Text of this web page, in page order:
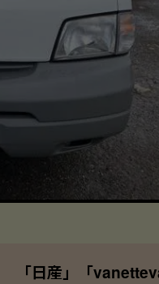
「日産」「